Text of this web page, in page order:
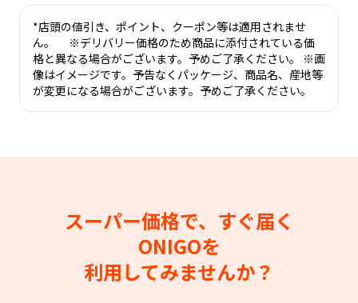
*店頭の値引き、ポイント、クーポン等は適用されませ
ん。 ※デリバリー価格のため商品に添付されている価
格と異なる場合がございます。予めご了承ください。 ※画
像はイメージです。予告なくパッケージ、商品名、産地等
が変更になる場合がございます。予めご了承ください。
スーパー価格で、すぐ届く
ONIGOを
利用してみませんか？